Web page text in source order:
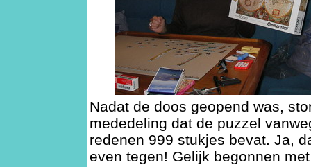
Nadat de doos geopend was,
mededeling dat de puzzel
redenen 999 stukjes bevat. Ja,
even tegen! Gelijk begonnen